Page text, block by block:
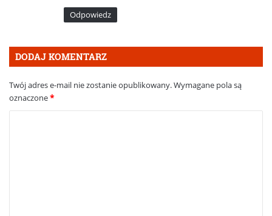
e
:
Odpowiedz
DODAJ KOMENTARZ
Twój adres e-mail nie zostanie opublikowany.Wymagane pola są
oznaczone*